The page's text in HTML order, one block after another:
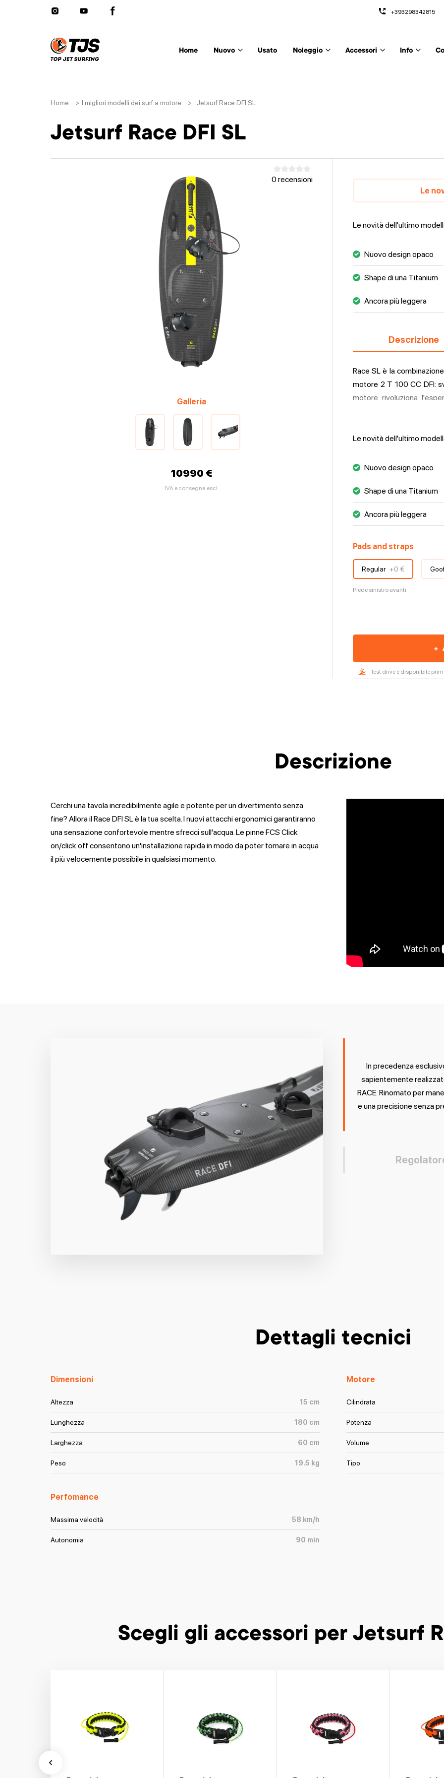
+393298342815
Home Nuovo Usato Noleggio Accessori Info
Home > I migliori modelli dei surf a motore > Jetsurf Race DFI SL
Jetsurf Race DFI SL
0 recensioni
Galleria
10990 €
IVA e consegna escl.
Le
Le novità dell'ultimo
Nuovo design opaco
Shape di una Titanium
Ancora più leggera
Descrizione
Race SL è la
motore 2 T 100 CC DFI:
motore rivoluziona
all'avanguardia di
Worldcup, garantendo
Le novità dell'ultimo
Nuovo design opaco
Shape di una Titanium
Ancora più leggera
Pads and straps
Regular +0 €
Piede sinistro avanti
+
Test drive è disponibile
Descrizione
Cerchi una tavola incredibilmente agile e potente per un divertimento senza
fine? Allora il Race DFI SL è la tua scelta. I nuovi attacchi ergonomici garantiranno
una sensazione confortevole mentre sfrecci sull'acqua. Le pinne FCS Click
on/click off consentono un'installazione rapida in modo da poter tornare in acqua
il più velocemente possibile in qualsiasi momento.
In precedenza
sapientemente
RACE. Rinomato per
e una precisione senza
Dettagli tecnici
Dimensioni
Altezza 15 cm
Lunghezza 180 cm
Larghezza 60 cm
Peso 19.5 kg
Perfomance
Massima velocità 58 km/h
Autonomia 90 min
Motore
Cilindrata
Potenza
Volume
Tipo
Scegli gli accessori per Jetsurf